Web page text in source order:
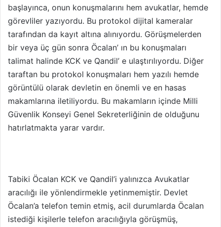
başlayınca, onun konuşmalarını hem avukatlar, hemde
görevliler yazıyordu. Bu protokol dijital kameralar
tarafından da kayıt altına alınıyordu. Görüşmelerden
bir veya üç gün sonra Öcalan’ ın bu konuşmaları
talimat halinde KCK ve Qandil’ e ulaştırılıyordu. Diğer
taraftan bu protokol konuşmaları hem yazılı hemde
görüntülü olarak devletin en önemli ve en hasas
makamlarına iletiliyordu. Bu makamların içinde Milli
Güvenlik Konseyi Genel Sekreterliğinin de olduğunu
hatırlatmakta yarar vardır.
Tabiki Öcalan KCK ve Qandil’i yalınızca Avukatlar
aracılığı ile yönlendirmekle yetinmemiştir. Devlet
Öcalan’a telefon temin etmiş, acil durumlarda Öcalan
istediği kişilerle telefon aracılığıyla görüşmüş,